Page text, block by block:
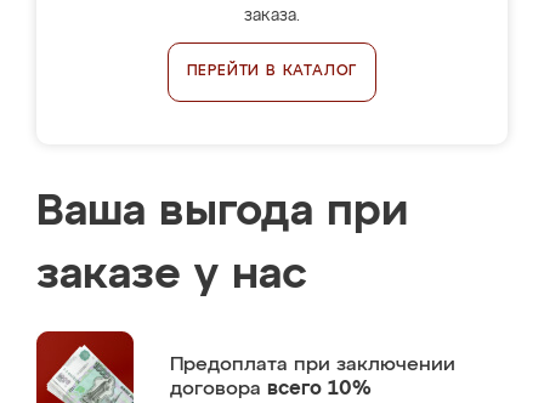
заказа.
ПЕРЕЙТИ В КАТАЛОГ
Ваша выгода при
заказе у нас
Предоплата при заключении
договора всего 10%